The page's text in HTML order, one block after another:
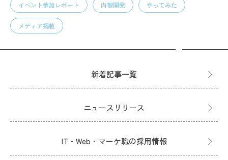
イベント参加レポート 内製開発 やってみた
メディア掲載
新着記事一覧
ニュースリリース
IT・Web・マーケ職の採用情報